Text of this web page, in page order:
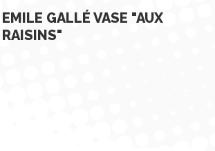
EMILE GALLÉ VASE "AUX
RAISINS"